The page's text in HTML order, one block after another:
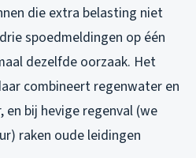
die extra belasting niet
spoedmeldingen op één
dezelfde oorzaak. Het
combineert regenwater en
bij hevige regenval (we
raken oude leidingen